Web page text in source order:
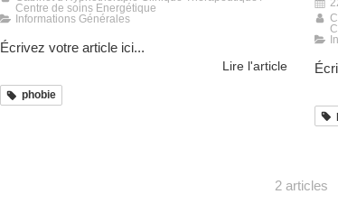
Centre de soins Energétique
Informations Générales
Écrivez votre article ici...
Lire l'article
phobie
2 articles